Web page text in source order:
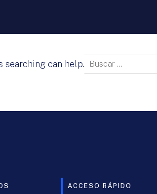
searching can help. Buscar:
ACCESO RÁPIDO